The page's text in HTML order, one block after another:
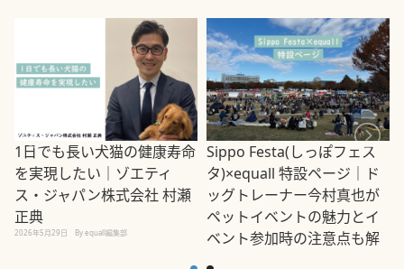
1日でも長い犬猫の健康寿命
を実現したい｜ゾエティ
ス・ジャパン株式会社 村瀬
正典
2026年5月29日 By equall編集部
Sippo Festa(しっぽフェス
タ)×equall 特設ページ｜ド
ッグトレーナー今村真也が
ペットイベントの魅力とイ
ベント参加時の注意点も解